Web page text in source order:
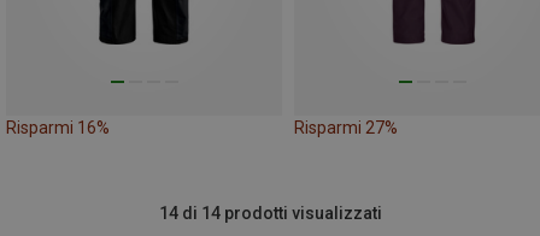
Risparmi 16% Risparmi 27%
14 di 14 prodotti visualizzati